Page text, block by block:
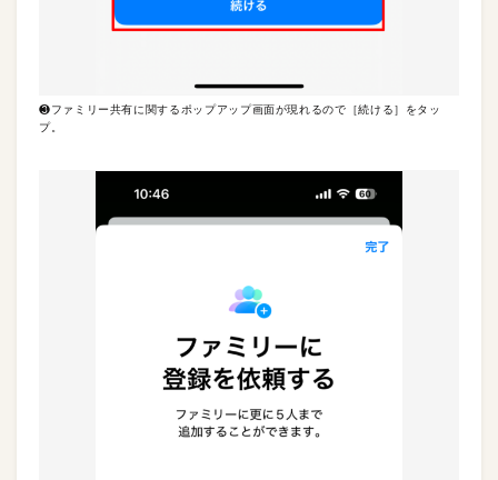
❸ファミリー共有に関するポップアップ画面が現れるので［続ける］をタッ
プ。